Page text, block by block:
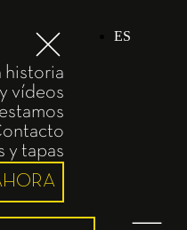
historia
vídeos
y tapas
ES